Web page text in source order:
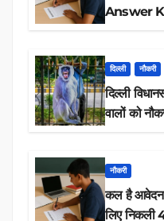
Answer
दिल्ली नौकरी
दिल्ली
नौकरी
कल है आवेदन
लिए निकली